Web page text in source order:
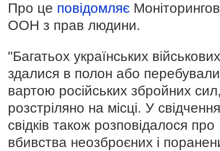
Про це повідомляє
ООН з прав людини.
"Багатьох українських
здалися в полон або перебували
вартою російських збройних
розстріляно на місці. У
свідків також розповідалося про
вбивства неозброєних і